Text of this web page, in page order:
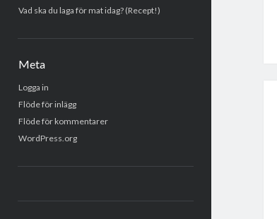
Vad ska du laga för mat idag? (Recept!)
Meta
Logga in
Flöde för inlägg
Flöde för kommentarer
WordPress.org